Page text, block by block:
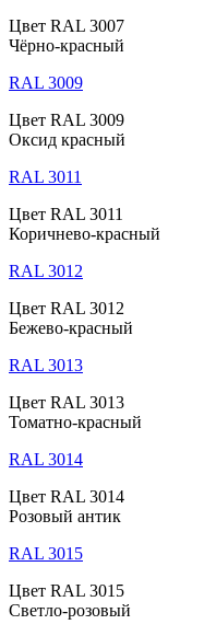
Цвет RAL 3007
Чёрно-красный
RAL 3009
Цвет RAL 3009
Оксид красный
RAL 3011
Цвет RAL 3011
Коричнево-красный
RAL 3012
Цвет RAL 3012
Бежево-красный
RAL 3013
Цвет RAL 3013
Томатно-красный
RAL 3014
Цвет RAL 3014
Розовый антик
RAL 3015
Цвет RAL 3015
Светло-розовый